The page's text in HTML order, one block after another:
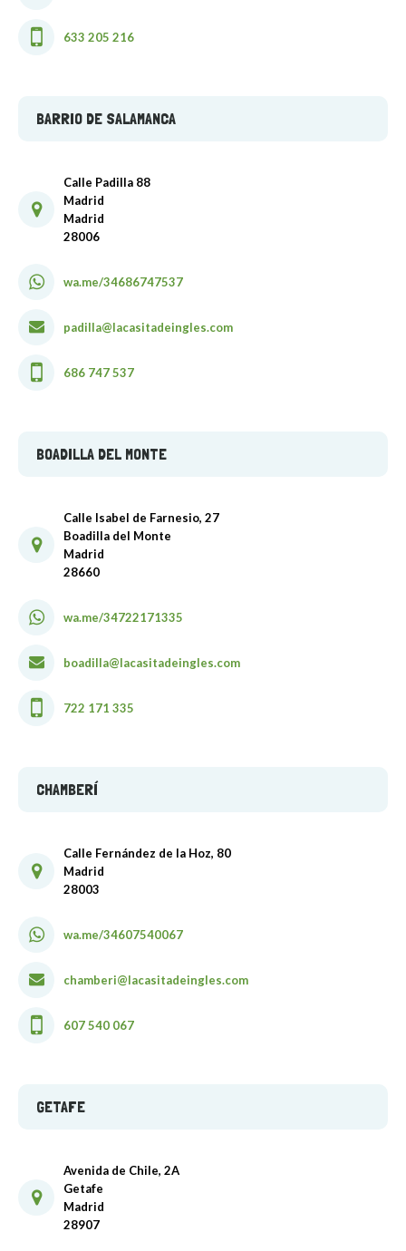
633 205 216
BARRIO DE SALAMANCA
Calle Padilla 88
Madrid
Madrid
28006
wa.me/34686747537
padilla@lacasitadeingles.com
686 747 537
BOADILLA DEL MONTE
Calle Isabel de Farnesio, 27
Boadilla del Monte
Madrid
28660
wa.me/34722171335
boadilla@lacasitadeingles.com
722 171 335
CHAMBERÍ
Calle Fernández de la Hoz, 80
Madrid
28003
wa.me/34607540067
chamberi@lacasitadeingles.com
607 540 067
GETAFE
Avenida de Chile, 2A
Getafe
Madrid
28907